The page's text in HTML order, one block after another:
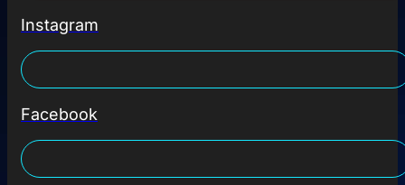
Instagram
Facebook